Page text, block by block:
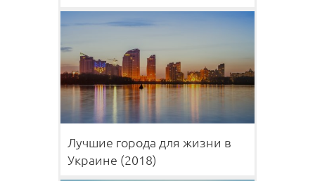
Лучшие города для жизни в
Украине (2018)